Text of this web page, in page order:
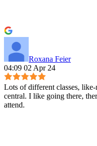
Roxana Feier
04:09 02 Apr 24
Lots of different classes,
central. I like going there,
attend.